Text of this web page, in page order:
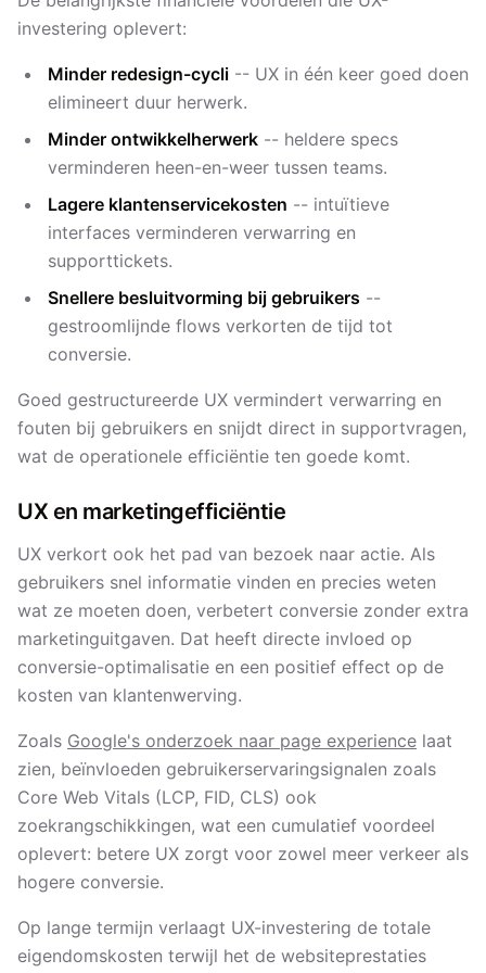
investering oplevert:
Minder redesign-cycli -- UX in één keer goed doen
elimineert duur herwerk.
Minder ontwikkel­herwerk -- heldere specs
verminderen heen-en-weer tussen teams.
Lagere klantenservicekosten -- intuïtieve
interfaces verminderen verwarring en
supporttickets.
Snellere besluitvorming bij gebruikers --
gestroomlijnde flows verkorten de tijd tot
conversie.
Goed gestructureerde UX vermindert verwarring en
fouten bij gebruikers en snijdt direct in supportvragen,
wat de operationele efficiëntie ten goede komt.
UX en marketing­efficiëntie
UX verkort ook het pad van bezoek naar actie. Als
gebruikers snel informatie vinden en precies weten
wat ze moeten doen, verbetert conversie zonder extra
marketing­uitgaven. Dat heeft directe invloed op
conversie-optimalisatie en een positief effect op de
kosten van klantenwerving.
Zoals Google's onderzoek naar page experience laat
zien, beïnvloeden gebruikerservaring­signalen zoals
Core Web Vitals (LCP, FID, CLS) ook
zoekrangschikkingen, wat een cumulatief voordeel
oplevert: betere UX zorgt voor zowel meer verkeer als
hogere conversie.
Op lange termijn verlaagt UX-investering de totale
eigendoms­kosten terwijl het de website­prestaties